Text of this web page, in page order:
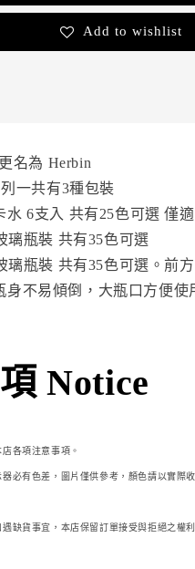
Add to wishlist
名為 Herbin
一共有3種包裝
水 6支入 共有25色可選 僅
璃瓶裝 共有35色可選
璃瓶裝 共有35色可選。前
身不易傾倒，大瓶口方便使
Notice
各項注意事項。
器必有色差，圖片僅供參考，顏色請以實際
缺貨事宜，本店保留訂單接受與拒絕之權利